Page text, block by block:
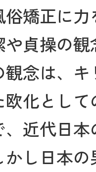
矯正に
貞操の
念は、
化とし
、近代日
し日本